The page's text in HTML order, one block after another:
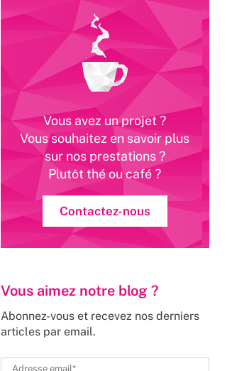
Vous avez un projet ?
Vous souhaitez en savoir plus
sur nos prestations ?
Plutôt thé ou café ?
Contactez-nous
Vous aimez notre blog ?
Abonnez-vous et recevez nos derniers
articles par email.